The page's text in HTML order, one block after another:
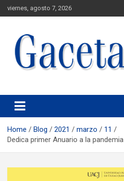
viernes, agosto 7, 2026
Gaceta UACJ
Home Blog 2021 marzo
11
Dedica primer Anuario a la pandemia